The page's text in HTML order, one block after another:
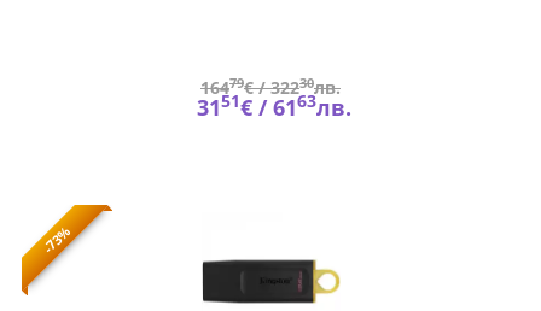
16479€ /32230лв.
3151€ /6163лв.
-73%